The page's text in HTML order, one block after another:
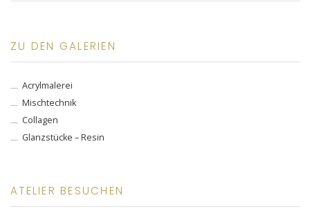
ZU DEN GALERIEN
Acrylmalerei
Mischtechnik
Collagen
Glanzstücke – Resin
ATELIER BESUCHEN